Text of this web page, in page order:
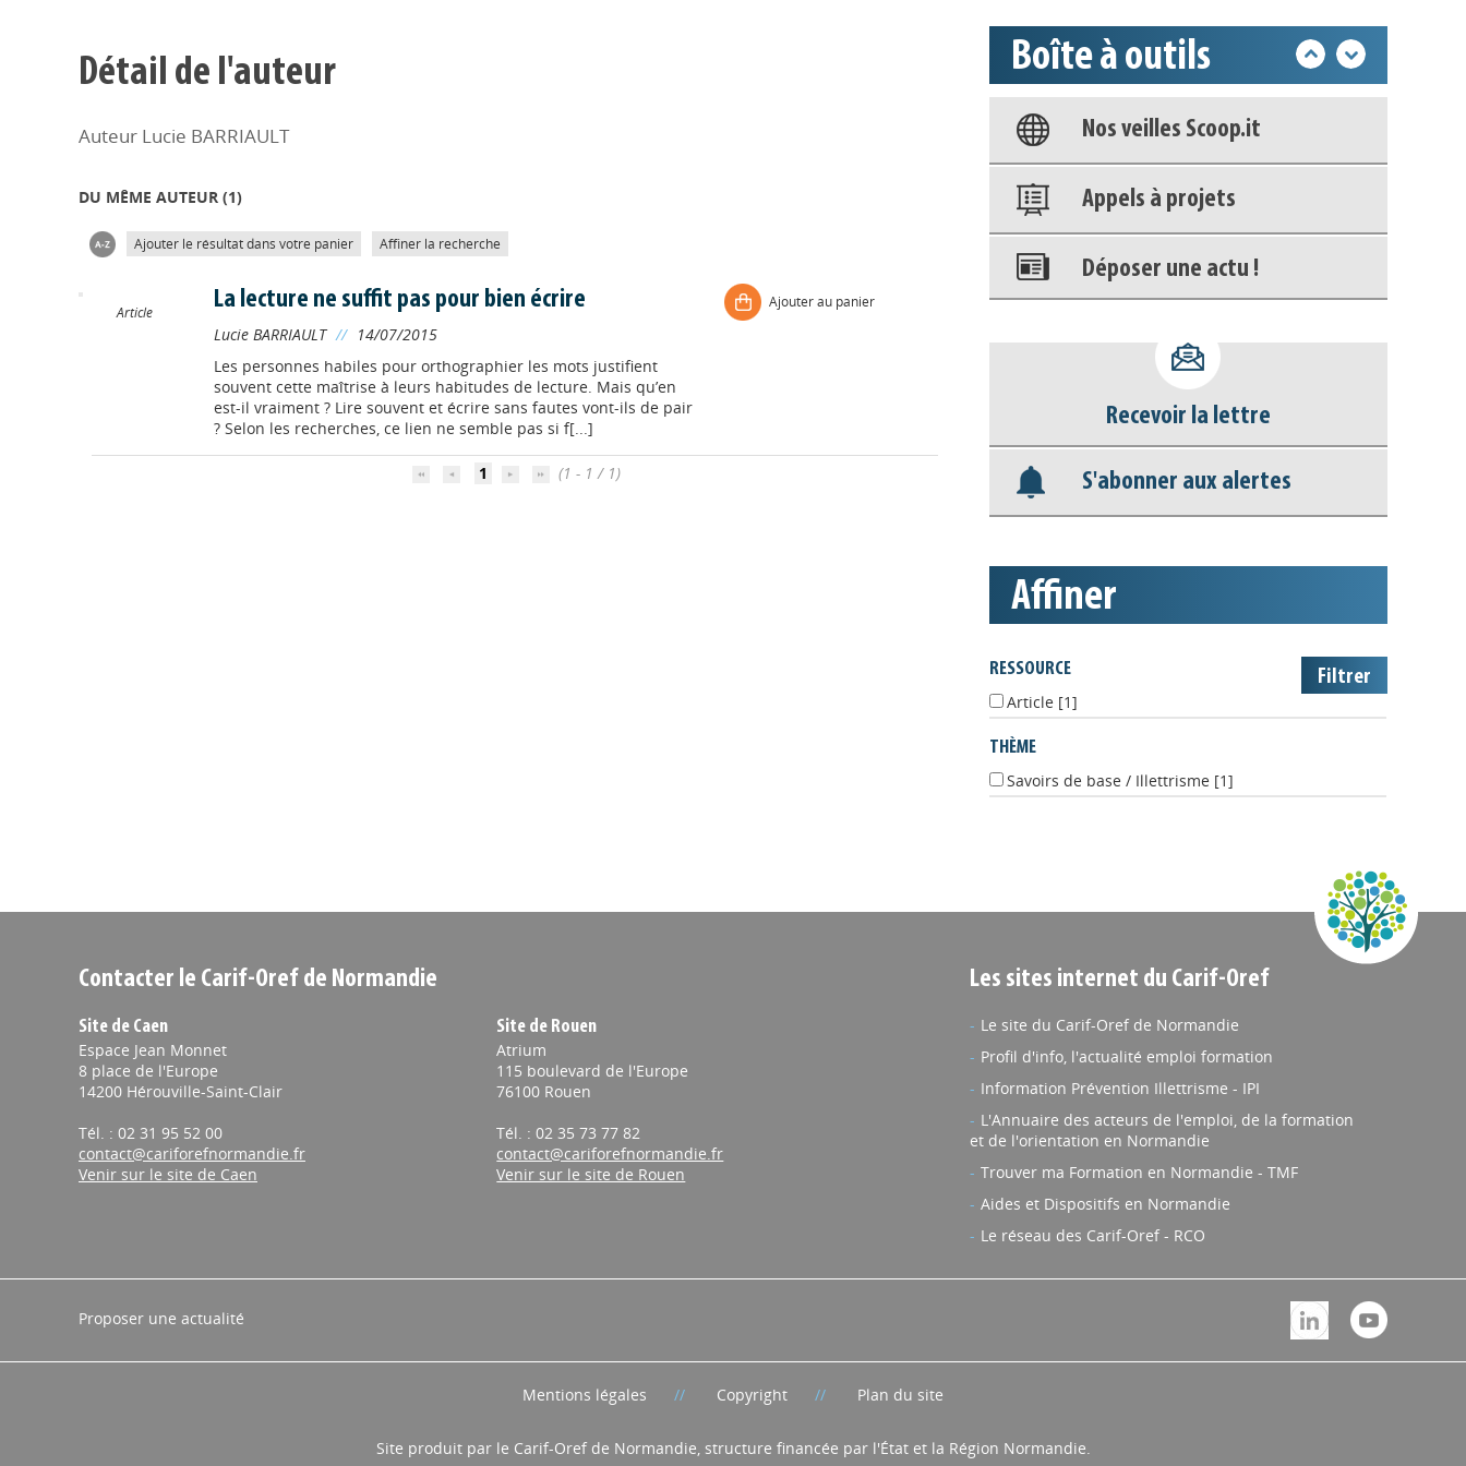
Détail de l'auteur
Auteur Lucie BARRIAULT
DU MÊME AUTEUR (1)
Ajouter le résultat dans votre panier Affiner la recherche
Article La lecture ne suffit pas pour bien écrire
Lucie BARRIAULT // 14/07/2015
Les personnes habiles pour orthographier les mots justifient
souvent cette maîtrise à leurs habitudes de lecture. Mais qu’en
est-il vraiment ? Lire souvent et écrire sans fautes vont-ils de pair
? Selon les recherches, ce lien ne semble pas si f[...]
Ajouter au panier
1 (1 - 1 / 1)
Boîte à outils
Base documentaire
Nos veilles Scoop.it
Appels à projets
Déposer une actu !
déconnecter)
Base documentaire
Nos veilles Scoop.it
Appels à projets
Recevoir la lettre
S'abonner aux alertes
affiner
RESSOURCE
Article [1]
THÈME
Savoirs de base / Illettrisme [1]
Contacter le Carif-Oref de Normandie
Site de Caen
Espace Jean Monnet
8 place de l'Europe
14200 Hérouville-Saint-Clair
Tél. : 02 31 95 52 00
contact@cariforefnormandie.fr
Venir sur le site de Caen
Site de Rouen
Atrium
115 boulevard de l'Europe
76100 Rouen
Tél. : 02 35 73 77 82
contact@cariforefnormandie.fr
Venir sur le site de Rouen
Les sites internet du Carif-Oref
Le site du Carif-Oref de Normandie
Profil d'info, l'actualité emploi formation
Information Prévention Illettrisme - IPI
L'Annuaire des acteurs de l'emploi, de la formation
et de l'orientation en Normandie
Trouver ma Formation en Normandie - TMF
Aides et Dispositifs en Normandie
Le réseau des Carif-Oref - RCO
Proposer une actualité
Mentions légales Copyright Plan du site
Site produit par le Carif-Oref de Normandie, structure financée par l'État et la Région Normandie.